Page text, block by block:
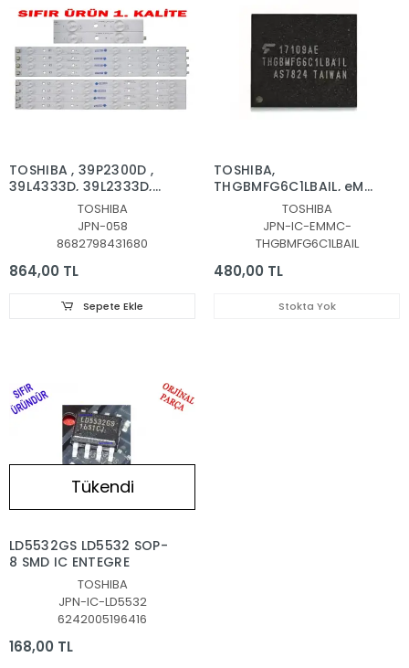
TOSHIBA , 39P2300D ,
39L4333D, 39L2333D,
SVT390A05_L_REV3.0_121114
SVT390A05_R_REV3.0_121114
LED BAR BACKLIGHT
TOSHIBA
JPN-058
8682798431680
864,00 TL
Sepete Ekle
TOSHIBA,
THGBMFG6C1LBAIL, eMMC,
BGA153, 8GBTOSHIBA
JPN-IC-EMMC-
THGBMFG6C1LBAIL
480,00 TL
Stokta Yok
Tükendi
LD5532GS LD5532 SOP-
8 SMD IC ENTEGRE
TOSHIBA
JPN-IC-LD5532
6242005196416
168,00 TL